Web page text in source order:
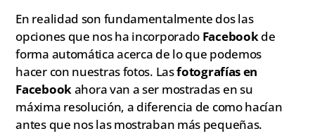
En realidad son fundamentalmente dos las
opciones que nos ha incorporado Facebookde
forma automática acerca de lo que podemos
hacer con nuestras fotos. Lasfotografías en
Facebookahora van a ser mostradas en su
máxima resolución, a diferencia de como hacían
antes que nos las mostraban más pequeñas.